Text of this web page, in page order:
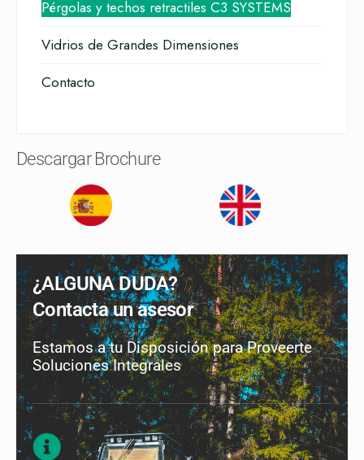
Pérgolas y techos retractiles C3 SYSTEMS
Vidrios de Grandes Dimensiones
Contacto
Descargar Brochure
¿ALGUNA DUDA?
Contacta un asesor
Estamos a tu Disposición para Proveerte
Soluciones Integrales